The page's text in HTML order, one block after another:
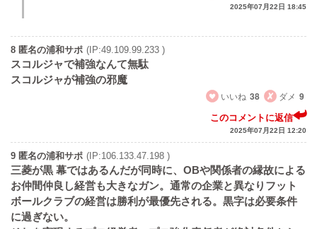
2025年07月22日 18:45
8 匿名の浦和サポ (IP:49.109.99.233 )
スコルジャで補強なんて無駄
スコルジャが補強の邪魔
いいね 38 ダメ 9
このコメントに返信
2025年07月22日 12:20
9 匿名の浦和サポ (IP:106.133.47.198 )
三菱が黒 幕ではあるんだが同時に、OBや関係者の縁故による
お仲間仲良し経営も大きなガン。通常の企業と異なりフット
ボールクラブの経営は勝利が最優先される。黒字は必要条件
に過ぎない。